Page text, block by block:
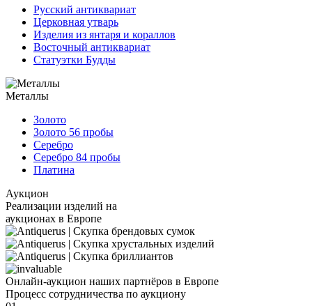
Русский антиквариат
Церковная утварь
Изделия из янтаря и кораллов
Восточный антиквариат
Статуэтки Будды
Металлы
Золото
Золото 56 пробы
Серебро
Серебро 84 пробы
Платина
Аукцион
Реализации изделий на
аукционах в Европе
Онлайн-аукцион наших партнёров в Европе
Процесс сотрудничества по аукциону